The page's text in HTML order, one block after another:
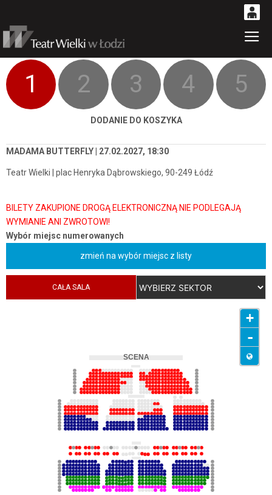
0
0,00
PLN
14
1 2 3 4 5
DODANIE DO KOSZYKA
MADAMA BUTTERFLY | 27.02.2027, 18:30
Teatr Wielki | plac Henryka Dąbrowskiego, 90-249 Łódź
Wybór miejsc numerowanych
zmień na wybór miejsc z listy
CAŁA SALA
+
-